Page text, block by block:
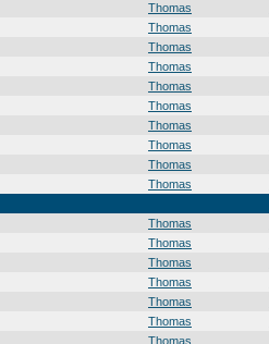
Thomas
Thomas
Thomas
Thomas
Thomas
Thomas
Thomas
Thomas
Thomas
Thomas
Thomas
Thomas
Thomas
Thomas
Thomas
Thomas
Thomas